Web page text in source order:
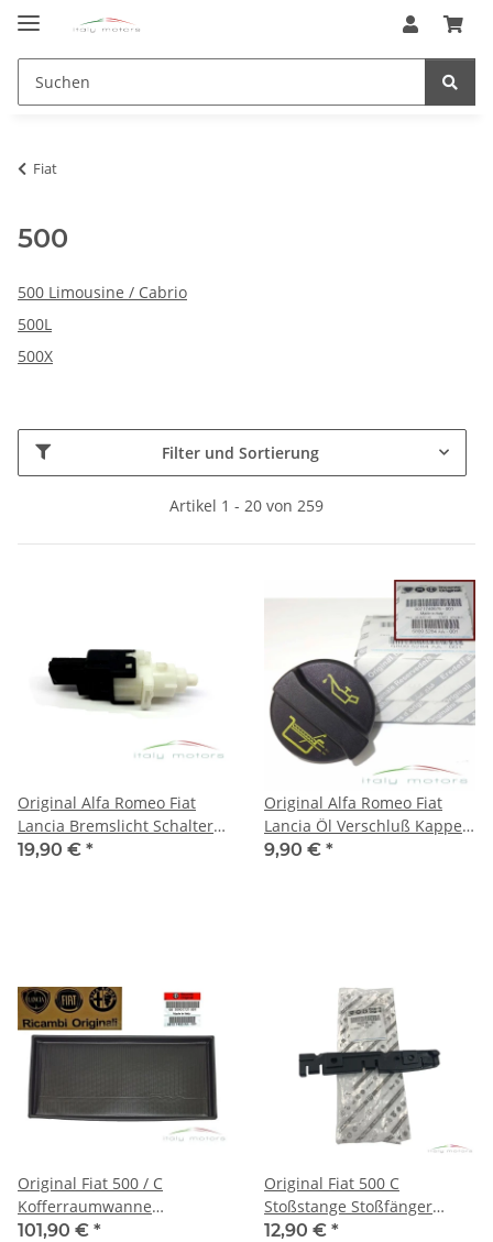
Fiat
500
500 Limousine / Cabrio
500L
500X
Filter und Sortierung
Artikel 1 - 20 von 259
Original Alfa Romeo Fiat
Lancia Bremslicht Schalter
Sensor 60669020 46840510
19,90 € *
Original Alfa Romeo Fiat
Lancia Öl Verschluß Kappe
Öldeckel Deckel 71740676
9,90 € *
Original Fiat 500 / C
Kofferraumwanne
Kofferraumschale
101,90 € *
Original Fiat 500 C
Stoßstange Stoßfänger
Halter Schiene vorne rechts
12,90 € *